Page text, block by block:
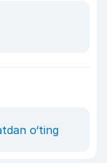
o‘ting